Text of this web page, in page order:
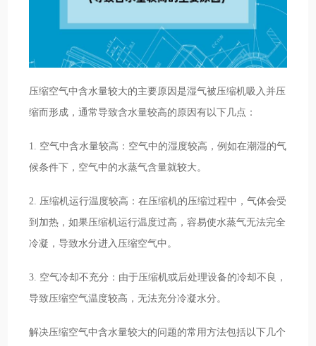
压缩空气中含水量较大的主要原因是湿气被压缩机吸入并压
缩而形成，通常导致含水量较高的原因有以下几点：
1. 空气中含水量较高：空气中的湿度较高，例如在潮湿的气
候条件下，空气中的水蒸气含量就较大。
2. 压缩机运行温度较高：在压缩机的压缩过程中，气体会受
到加热，如果压缩机运行温度过高，容易使水蒸气无法完全
冷凝，导致水分进入压缩空气中。
3. 空气冷却不充分：由于压缩机或后处理设备的冷却不良，
导致压缩空气温度较高，无法充分冷凝水分。
解决压缩空气中含水量较大的问题的常用方法包括以下几个